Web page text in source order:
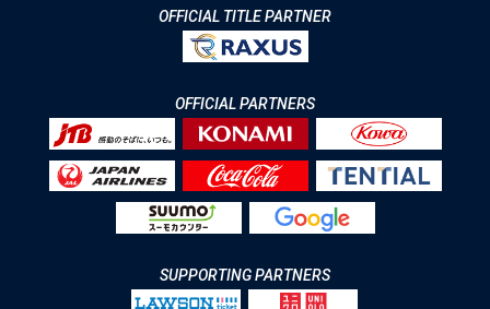
OFFICIAL TITLE PARTNER
OFFICIAL PARTNERS
SUPPORTING PARTNERS